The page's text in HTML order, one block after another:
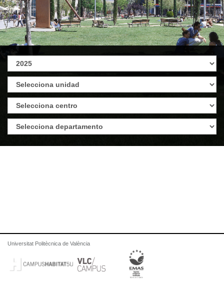
Universitat Politècnica de València